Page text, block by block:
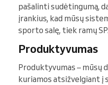
pašalinti sudėtingumą,
įrankius, kad mūsų
sporto salę, tiek ramų
Produktyvumas
Produktyvumas – mūsų
kuriamos atsižvelgiant į